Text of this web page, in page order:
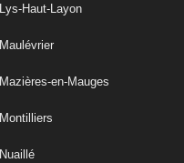
Lys-Haut-Layon
Maulévrier
Mazières-en-Mauges
Montilliers
Nuaillé